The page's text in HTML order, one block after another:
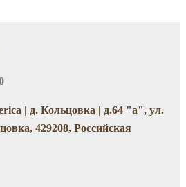
| д. Кольцовка | д.64 "а", ул.
429208, Российская